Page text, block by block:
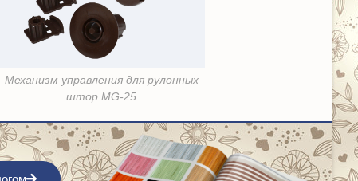
Механизм управления для рулонных
штор MG-25